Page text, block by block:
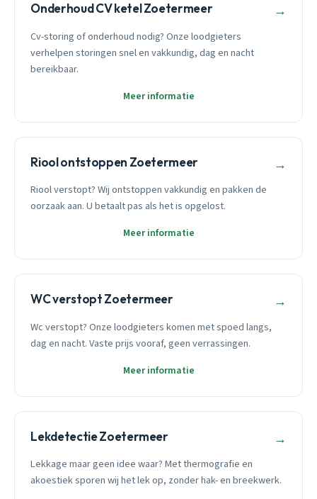
Onderhoud CV ketel Zoetermeer →
Cv-storing of onderhoud nodig? Onze loodgieters
verhelpen storingen snel en vakkundig, dag en nacht
bereikbaar.
Meer informatie
Riool ontstoppen Zoetermeer →
Riool verstopt? Wij ontstoppen vakkundig en pakken de
oorzaak aan. U betaalt pas als het is opgelost.
Meer informatie
WC verstopt Zoetermeer →
Wc verstopt? Onze loodgieters komen met spoed langs,
dag en nacht. Vaste prijs vooraf, geen verrassingen.
Meer informatie
Lekdetectie Zoetermeer →
Lekkage maar geen idee waar? Met thermografie en
akoestiek sporen wij het lek op, zonder hak- en breekwerk.